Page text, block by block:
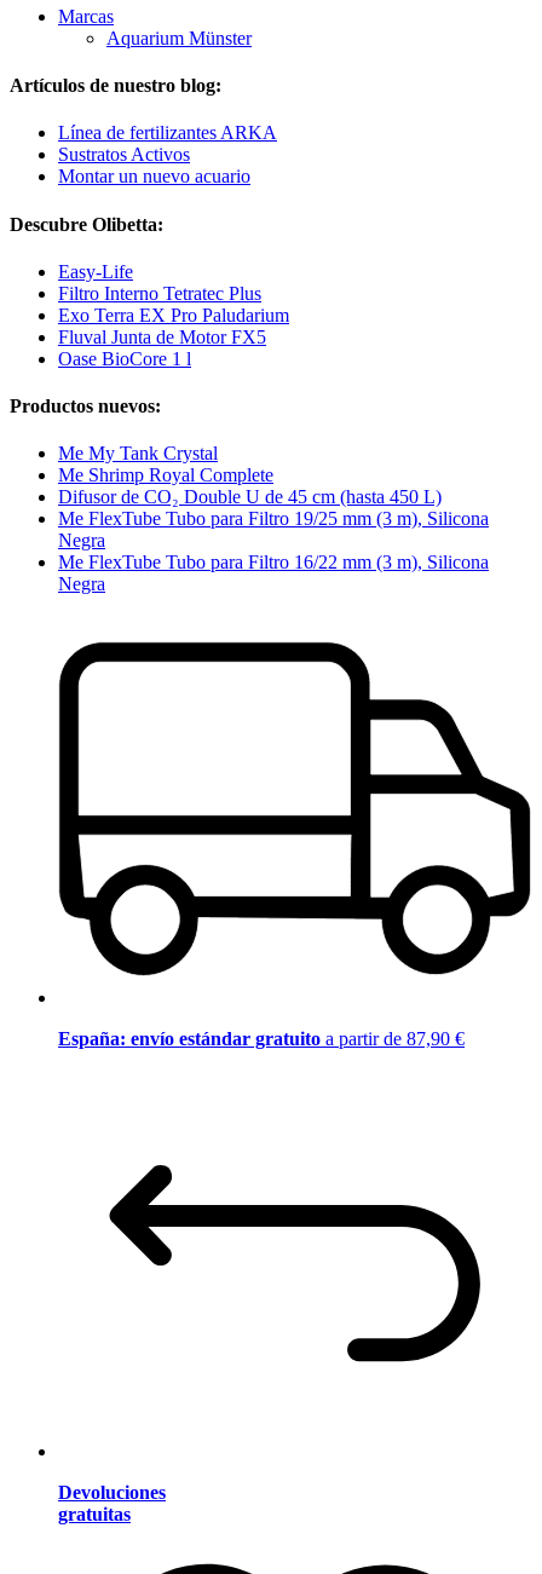
Marcas
Aquarium Münster
Artículos de nuestro blog:
Línea de fertilizantes ARKA
Sustratos Activos
Montar un nuevo acuario
Descubre Olibetta:
Easy-Life
Filtro Interno Tetratec Plus
Exo Terra EX Pro Paludarium
Fluval Junta de Motor FX5
Oase BioCore 1 l
Productos nuevos:
Me My Tank Crystal
Me Shrimp Royal Complete
Difusor de CO₂ Double U de 45 cm (hasta 450 L)
Me FlexTube Tubo para Filtro 19/25 mm (3 m), Silicona
Negra
Me FlexTube Tubo para Filtro 16/22 mm (3 m), Silicona
Negra
España: envío estándar gratuito a partir de 87,90 €
Devoluciones
gratuitas